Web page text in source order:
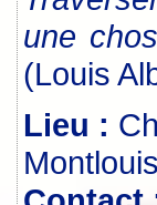
une
(Louis
Lieu :